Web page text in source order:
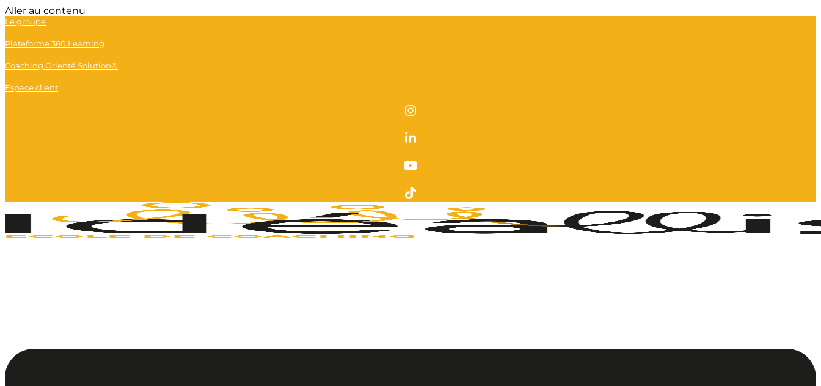
Panneau de gestion des cookies
Aller au contenu
Le groupe
Plateforme 360 Learning
Coaching Orienté Solution®
Espace client